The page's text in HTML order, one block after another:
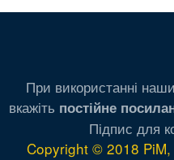
При використанні
вкажіть постійне
Підпис для
Copyright © 2018 PiM,